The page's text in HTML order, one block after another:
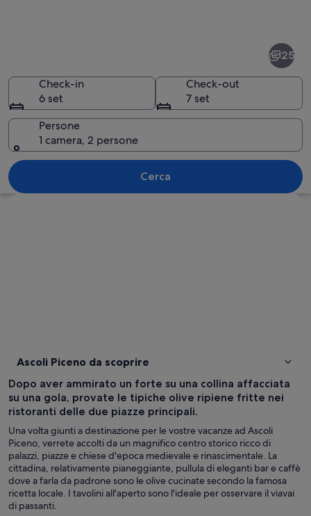
Un villaggio con edifici in pietra e
25
Check-in
6 set
Check-out
7 set
Persone
1 camera, 2 persone
Cerca
Ascoli Piceno da scoprire
Dopo aver ammirato un forte su una collina affacciata
su una gola, provate le tipiche olive ripiene fritte nei
ristoranti delle due piazze principali.
Una volta giunti a destinazione per le vostre vacanze ad Ascoli
Piceno, verrete accolti da un magnifico centro storico ricco di
palazzi, piazze e chiese d'epoca medievale e rinascimentale. La
cittadina, relativamente pianeggiante, pullula di eleganti bar e caffè
dove a farla da padrone sono le olive cucinate secondo la famosa
ricetta locale. I tavolini all'aperto sono l'ideale per osservare il viavai
di passanti.